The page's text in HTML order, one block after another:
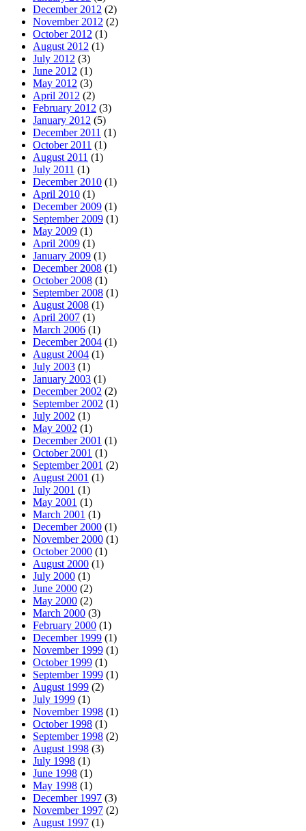
December 2012 (2)
November 2012 (2)
October 2012 (1)
August 2012 (1)
July 2012 (3)
June 2012 (1)
May 2012 (3)
April 2012 (2)
February 2012 (3)
January 2012 (5)
December 2011 (1)
October 2011 (1)
August 2011 (1)
July 2011 (1)
December 2010 (1)
April 2010 (1)
December 2009 (1)
September 2009 (1)
May 2009 (1)
April 2009 (1)
January 2009 (1)
December 2008 (1)
October 2008 (1)
September 2008 (1)
August 2008 (1)
April 2007 (1)
March 2006 (1)
December 2004 (1)
August 2004 (1)
July 2003 (1)
January 2003 (1)
December 2002 (2)
September 2002 (1)
July 2002 (1)
May 2002 (1)
December 2001 (1)
October 2001 (1)
September 2001 (2)
August 2001 (1)
July 2001 (1)
May 2001 (1)
March 2001 (1)
December 2000 (1)
November 2000 (1)
October 2000 (1)
August 2000 (1)
July 2000 (1)
June 2000 (2)
May 2000 (2)
March 2000 (3)
February 2000 (1)
December 1999 (1)
November 1999 (1)
October 1999 (1)
September 1999 (1)
August 1999 (2)
July 1999 (1)
November 1998 (1)
October 1998 (1)
September 1998 (2)
August 1998 (3)
July 1998 (1)
June 1998 (1)
May 1998 (1)
December 1997 (3)
November 1997 (2)
August 1997 (1)